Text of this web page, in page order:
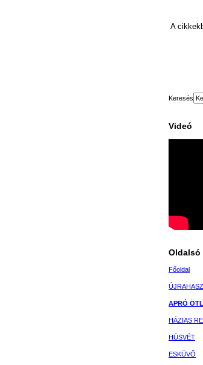
A
Keresés
Videó
Oldalsó
Főoldal
APRÓ
HÁZIAS
HÚSVÉT
ESKÜVŐ